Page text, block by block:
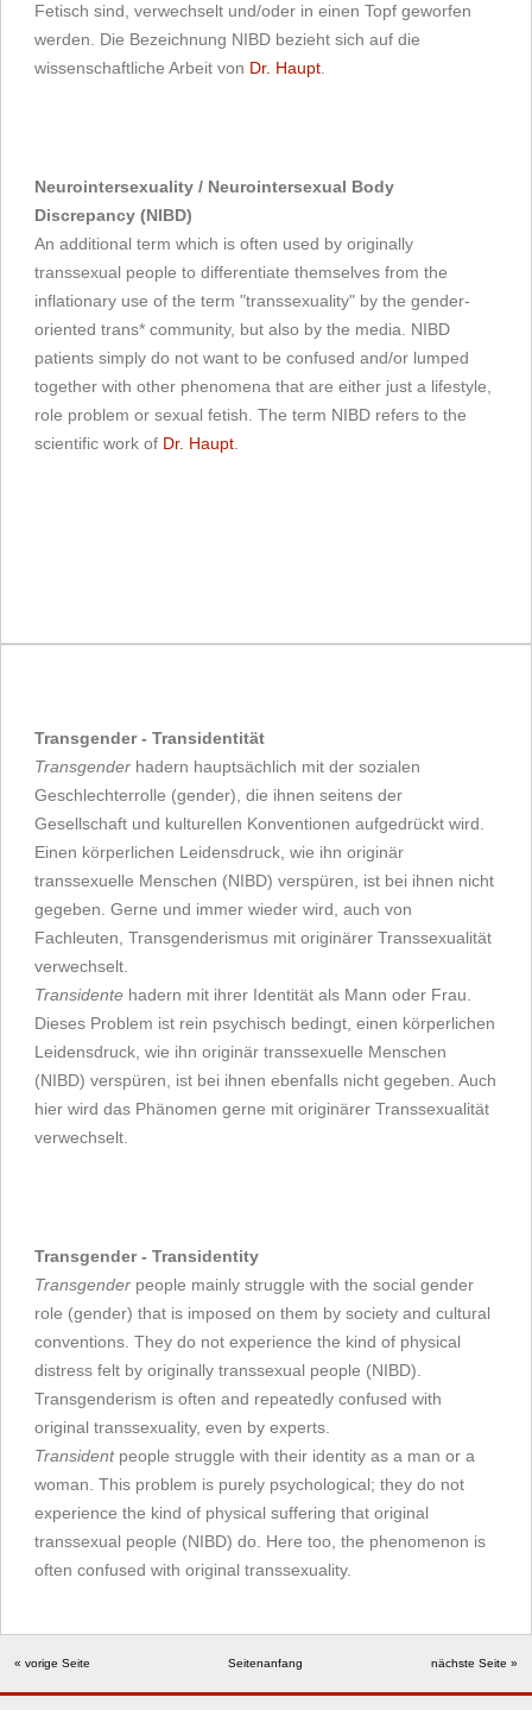
Fetisch sind, verwechselt und/oder in einen Topf geworfen
werden. Die Bezeichnung NIBD bezieht sich auf die
wissenschaftliche Arbeit von Dr. Haupt
Neurointersexuality / Neurointersexual Body
Discrepancy (NIBD)
An additional term which is often used by originally
transsexual people to differentiate themselves from the
inflationary use of the term "transsexuality" by the gender-
oriented trans* community, but also by the media. NIBD
patients simply do not want to be confused and/or lumped
together with other phenomena that are either just a lifestyle,
role problem or sexual fetish. The term NIBD refers to the
scientific work of Dr. Haupt
Transgender - Transidentität
Transgender hadern hauptsächlich mit der sozialen
Geschlechterrolle (gender), die ihnen seitens der
Gesellschaft und kulturellen Konventionen aufgedrückt wird.
Einen körperlichen Leidensdruck, wie ihn originär
transsexuelle Menschen (NIBD) verspüren, ist bei ihnen nicht
gegeben. Gerne und immer wieder wird, auch von
Fachleuten, Transgenderismus mit originärer Transsexualität
verwechselt.
Transidente hadern mit ihrer Identität als Mann oder Frau.
Dieses Problem ist rein psychisch bedingt, einen körperlichen
Leidensdruck, wie ihn originär transsexuelle Menschen
(NIBD) verspüren, ist bei ihnen ebenfalls nicht gegeben. Auch
hier wird das Phänomen gerne mit originärer Transsexualität
verwechselt.
Transgender - Transidentity
Transgender people mainly struggle with the social gender
role (gender) that is imposed on them by society and cultural
conventions. They do not experience the kind of physical
distress felt by originally transsexual people (NIBD).
Transgenderism is often and repeatedly confused with
original transsexuality, even by experts.
Transidentpeople struggle with their identity as a man or a
woman. This problem is purely psychological; they do not
experience the kind of physical suffering that original
transsexual people (NIBD) do. Here too, the phenomenon is
often confused with original transsexuality.
« vorige Seite Seitenanfang nächste Seite »